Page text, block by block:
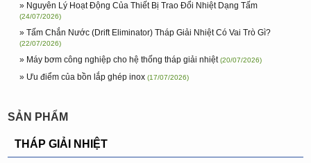
» Nguyên Lý Hoạt Động Của Thiết Bị Trao Đổi Nhiệt Dạng Tấm
(24/07/2026)
» Tấm Chắn Nước (Drift Eliminator) Tháp Giải Nhiệt Có Vai Trò Gì?
(22/07/2026)
» Máy bơm công nghiệp cho hệ thống tháp giải nhiệt(20/07/2026)
» Ưu điểm của bồn lắp ghép inox(17/07/2026)
SẢN PHẨM
THÁP GIẢI NHIỆT